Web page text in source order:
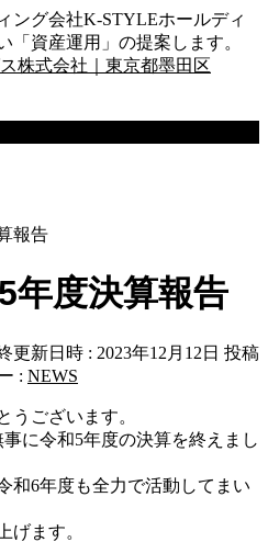
ング会社K-STYLEホールディ
「資産運用」の提案します。
報告
年度決算報告
更新日時 : 2023年12月12日 投稿
: NEWS
うございます。
に令和5年度の決算を終えまし
和6年度も全力で活動してまい
げます。